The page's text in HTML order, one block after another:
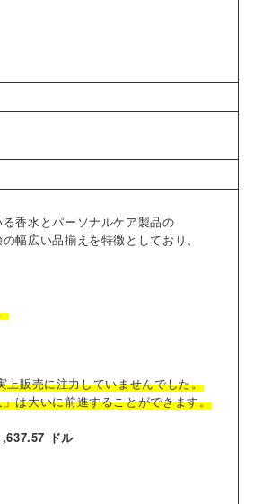
香水とパーソナルケア製品の
幅広い品揃えを特徴としており、
販売に注力していませんでした。
は大いに前進することができます。
ドル